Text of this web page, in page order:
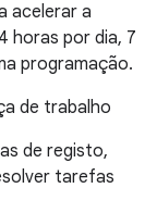
acelerar a
horas por dia, 7
programação.
de trabalho
de registo,
tarefas